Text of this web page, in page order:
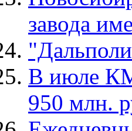
завода
В июле
950 млн.